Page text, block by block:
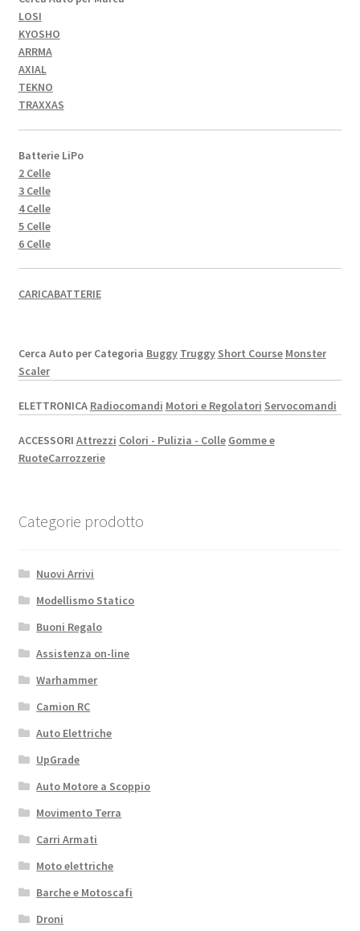
LOSI
KYOSHO
ARRMA
AXIAL
TEKNO
TRAXXAS
Batterie LiPo
2 Celle
3 Celle
4 Celle
5 Celle
6 Celle
CARICABATTERIE
Cerca Auto per Categoria Buggy Truggy Short Course Monster
Scaler
ELETTRONICA Radiocomandi Motori e Regolatori Servocomandi
ACCESSORI Attrezzi Colori - Pulizia - Colle Gomme e
RuoteCarrozzerie
Categorie prodotto
Nuovi Arrivi
Modellismo Statico
Buoni Regalo
Assistenza on-line
Warhammer
Camion RC
Auto Elettriche
UpGrade
Auto Motore a Scoppio
Movimento Terra
Carri Armati
Moto elettriche
Barche e Motoscafi
Droni